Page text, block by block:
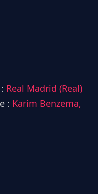
Real Madrid (Real)
: Karim Benzema,